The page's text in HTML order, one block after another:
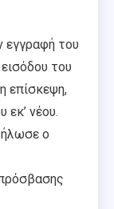
εγγραφή του
του
επίσκεψη,
εκ’ νέου.
ο